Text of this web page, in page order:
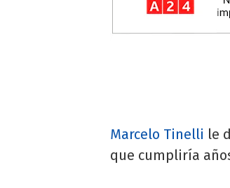
Marcelo Tinelli le
que cumpliría